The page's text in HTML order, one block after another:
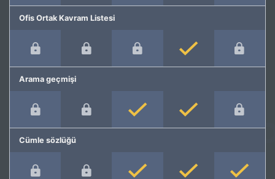
Ofis Ortak Kavram Listesi
Arama geçmişi
Cümle sözlüğü